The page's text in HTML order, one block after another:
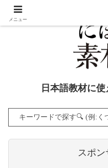
日本語教材に
Search
for:
スポ
メニュー